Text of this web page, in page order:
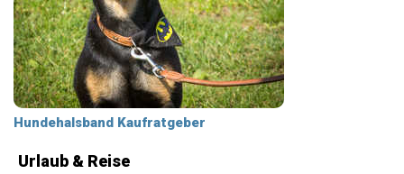
Hundehalsband Kaufratgeber
Urlaub & Reise